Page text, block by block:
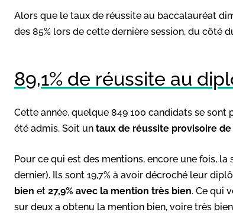
Alors que le taux de réussite au baccalauréat
des 85% lors de cette dernière session, du côté
89,1% de réussite au
Cette année, quelque 849 100 candidats se sont
été admis. Soit un taux de réussite provisoire de
Pour ce qui est des mentions, encore une fois,
dernier). Ils sont 19,7% à avoir décroché leur
bien et 27,9% avec la mention très bien. Ce qui
sur deux a obtenu la mention bien, voire très